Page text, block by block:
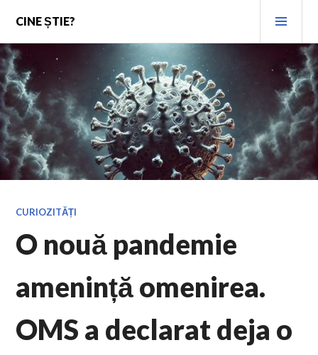
content
CINE ȘTIE?
CURIOZITĂȚI
O nouă pandemie
amenință omenirea.
OMS a declarat deja o